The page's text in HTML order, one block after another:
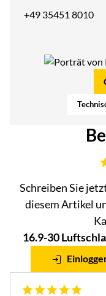
+49 35451 8010
Schreiben Sie
diesem Artikel
16.9-30
5 von 5